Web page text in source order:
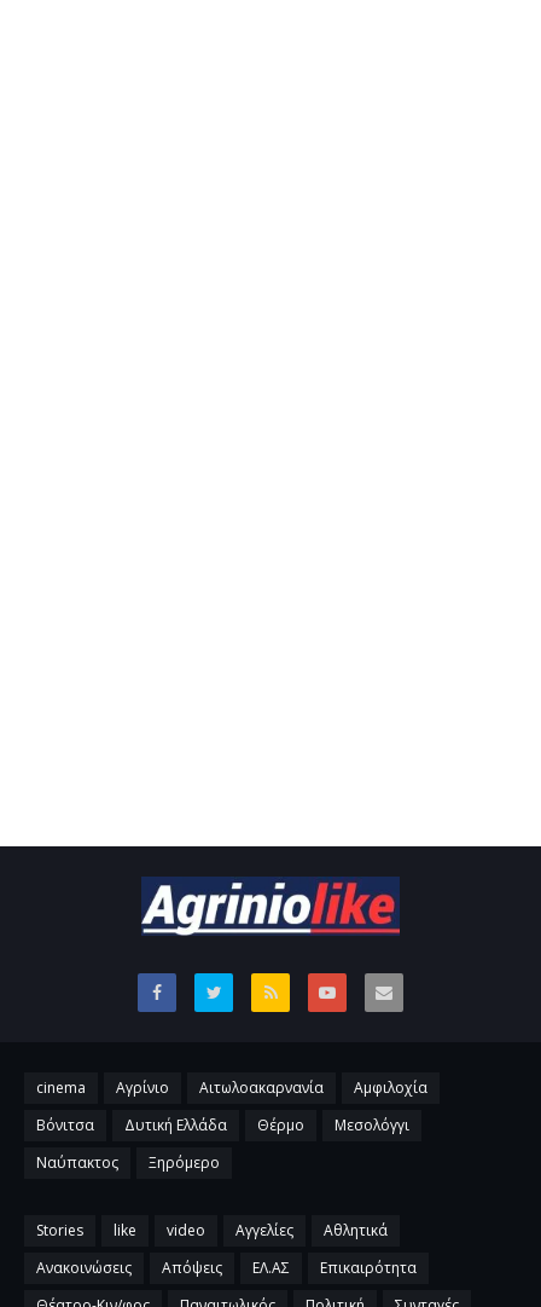
cinema Αγρίνιο Αιτωλοακαρνανία
Αμφιλοχία
Βόνιτσα
Δυτική Ελλάδα Θέρμο
Μεσολόγγι
Ναύπακτος
Ξηρόμερο
Stories like video Αγγελίες
Αθλητικά
Ανακοινώσεις
Απόψεις ΕΛ.ΑΣ
Επικαιρότητα